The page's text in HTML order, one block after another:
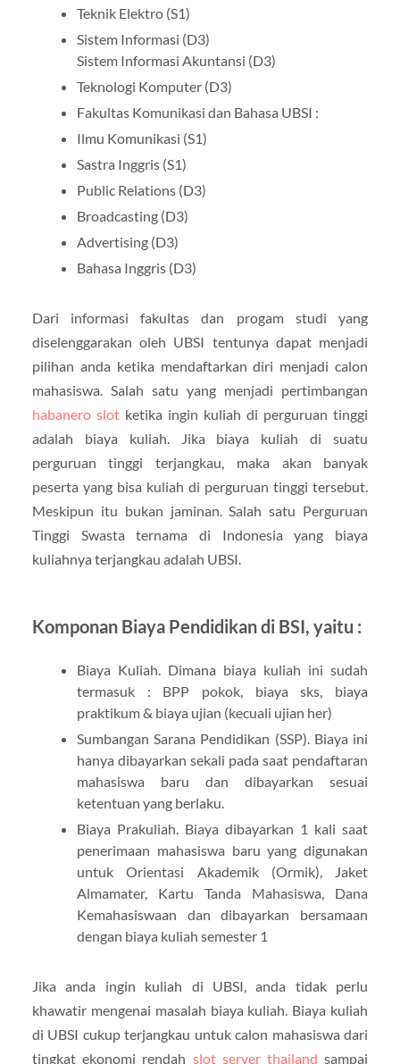
Teknik Elektro (S1)
Sistem Informasi (D3)
Sistem Informasi Akuntansi (D3)
Teknologi Komputer (D3)
Fakultas Komunikasi dan Bahasa UBSI :
Ilmu Komunikasi (S1)
Sastra Inggris (S1)
Public Relations (D3)
Broadcasting (D3)
Advertising (D3)
Bahasa Inggris (D3)
Dari informasi fakultas dan progam studi yang
diselenggarakan oleh UBSI tentunya dapat menjadi
pilihan anda ketika mendaftarkan diri menjadi calon
mahasiswa. Salah satu yang menjadi pertimbangan
habanero slotketika ingin kuliah di perguruan tinggi
adalah biaya kuliah. Jika biaya kuliah di suatu
perguruan tinggi terjangkau, maka akan banyak
peserta yang bisa kuliah di perguruan tinggi tersebut.
Meskipun itu bukan jaminan. Salah satu Perguruan
Tinggi Swasta ternama di Indonesia yang biaya
kuliahnya terjangkau adalah UBSI.
Komponan Biaya Pendidikan di BSI, yaitu :
Biaya Kuliah. Dimana biaya kuliah ini sudah
termasuk : BPP pokok, biaya sks, biaya
praktikum & biaya ujian (kecuali ujian her)
Sumbangan Sarana Pendidikan (SSP). Biaya ini
hanya dibayarkan sekali pada saat pendaftaran
mahasiswa baru dan dibayarkan sesuai
ketentuan yang berlaku.
Biaya Prakuliah. Biaya dibayarkan 1 kali saat
penerimaan mahasiswa baru yang digunakan
untuk Orientasi Akademik (Ormik), Jaket
Almamater, Kartu Tanda Mahasiswa, Dana
Kemahasiswaan dan dibayarkan bersamaan
dengan biaya kuliah semester 1
Jika anda ingin kuliah di UBSI, anda tidak perlu
khawatir mengenai masalah biaya kuliah. Biaya kuliah
di UBSI cukup terjangkau untuk calon mahasiswa dari
tingkat ekonomi rendah slot server thailand sampai